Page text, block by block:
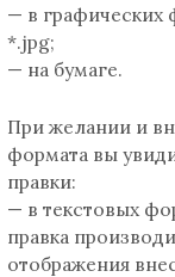
— в графических
*.jpg;
— на бумаге.
При желании и
формата вы
правки:
— в текстовых
правка
отображения